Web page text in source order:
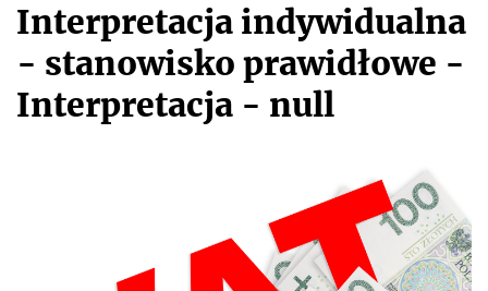
Interpretacja indywidualna
- stanowisko prawidłowe -
Interpretacja - null